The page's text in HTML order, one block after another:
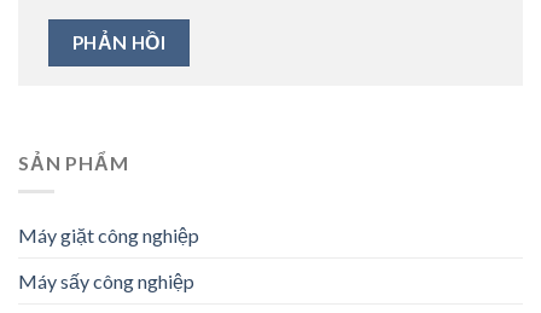
SẢN PHẨM
Máy giặt công nghiệp
Máy sấy công nghiệp